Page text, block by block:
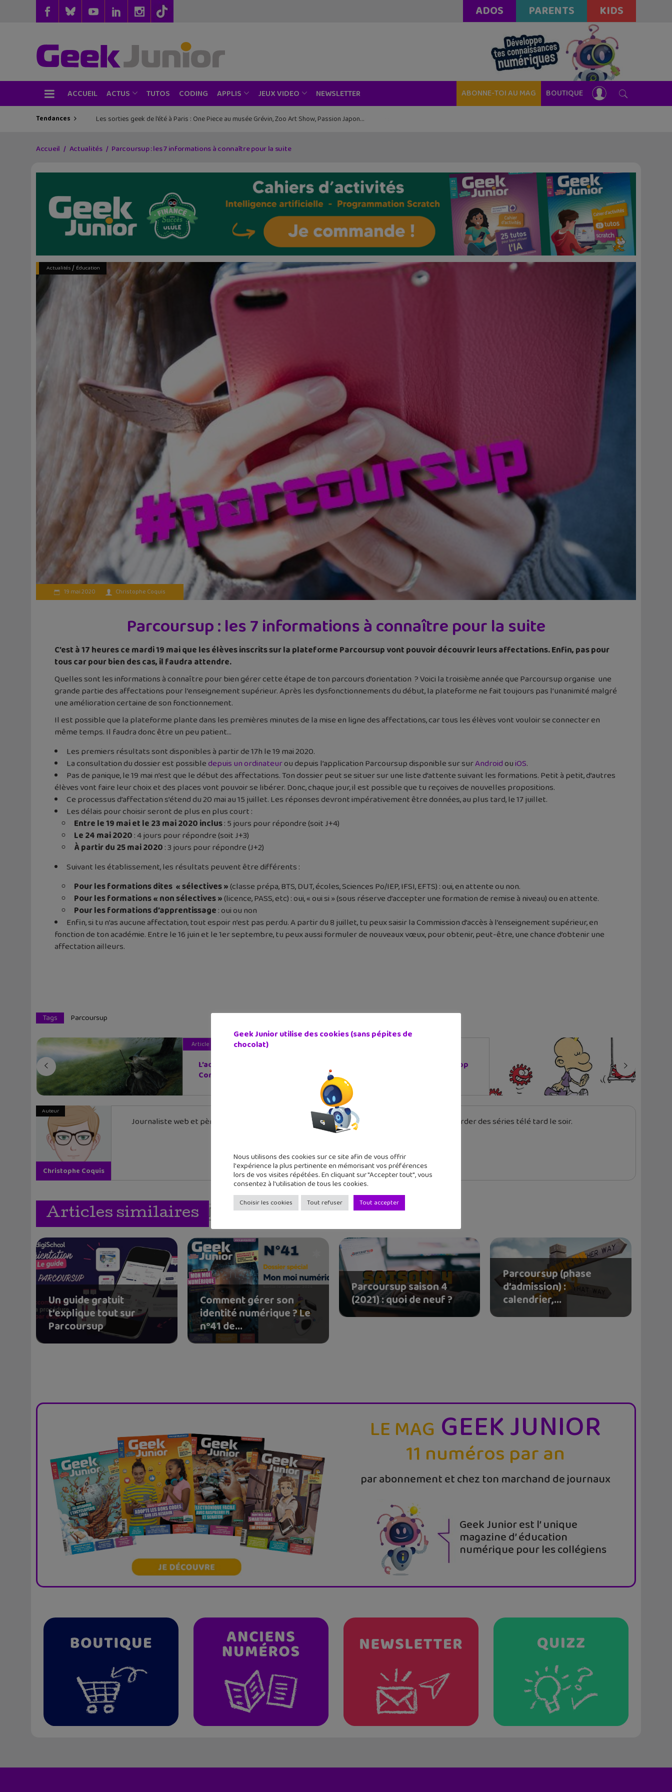
ADOS PARENTS KIDS
ACCUEIL ACTUS TUTOS CODING APPLIS JEUX VIDEO NEWSLETTER ABONNE-TOI AU MAG BOUTIQUE
Tendances Les sorties geek de l’été à Paris : One Piece au musée Grévin, Zoo Art Show, Passion Japon…
Accueil Actualités Parcoursup : les 7 informations à connaître pour la suite
Actualités/ Éducation
19 mai 2020 Christophe Coquis
Parcoursup : les 7 informations à connaître pour la suite
C’est à 17 heures ce mardi 19 mai que les élèves inscrits sur la plateforme Parcoursup vont pouvoir découvrir leurs affectations. Enfin, pas pour
tous car pour bien des cas, il faudra attendre.
Quelles sont les informations à connaître pour bien gérer cette étape de ton parcours d’orientation ? Voici la troisième année que Parcoursup organise une
grande partie des affectations pour l’enseignement supérieur. Après les dysfonctionnements du début, la plateforme ne fait toujours pas l’unanimité malgré
une amélioration certaine de son fonctionnement.
Il est possible que la plateforme plante dans les premières minutes de la mise en ligne des affectations, car tous les élèves vont vouloir se connecter en
même temps. Il faudra donc être un peu patient…
Les premiers résultats sont disponibles à partir de 17h le 19 mai 2020.
La consultation du dossier est possibledepuis un ordinateurou depuis l’application Parcoursup disponible sur surAndroidouiOS.
Pas de panique, le 19 mai n’est que le début des affectations. Ton dossier peut se situer sur une liste d’attente suivant les formations. Petit à petit, d’autres
élèves vont faire leur choix et des places vont pouvoir se libérer. Donc, chaque jour, il est possible que tu reçoives de nouvelles propositions.
Ce processus d’affectation s’étend du 20 mai au 15 juillet. Les réponses devront impérativement être données, au plus tard, le 17 juillet.
Les délais pour choisir seront de plus en plus court :
Entre le 19 mai et le 23 mai 2020 inclus: 5 jours pour répondre (soit J+4)
Le 24 mai 2020: 4 jours pour répondre (soit J+3)
À partir du 25 mai 2020: 3 jours pour répondre (J+2)
Suivant les établissement, les résultats peuvent être différents :
Pour les formations dites « sélectives »(classe prépa, BTS, DUT, écoles, Sciences Po/IEP, IFSI, EFTS) : oui, en attente ou non.
Pour les formations « non sélectives »(licence, PASS, etc) : oui, « oui si » (sous réserve d’accepter une formation de remise à niveau) ou en attente.
Pour les formations d’apprentissage: oui ou non
Enfin, si tu n’as aucune affectation, tout espoir n’est pas perdu. A partir du 8 juillet, tu peux saisir la Commission d’accès à l’enseignement supérieur, en
fonction de ton académie. Entre le 16 juin et le 1er septembre, tu peux aussi formuler de nouveaux vœux, pour obtenir, peut-être, une chance d’obtenir une
affectation ailleurs.
Tags Parcoursup
Article précédent
L’actu geek de la semaine :
Corona...
Les gestes de prévention stop
Auteur
Christophe Coquis
Journaliste web et père de deux grands ados, j'aime tester de nouvelles applications et regarder des séries télé tard le soir.
Articles similaires
Un guide gratuit
t’explique tout sur
Parcoursup
Comment gérer son
identité numérique ? Le
n°41 de...
Parcoursup saison 4
(2021) : quoi de neuf ?
Parcoursup (phase
d’admission) :
calendrier,...
LE MAG GEEK JUNIOR
11 numéros par an
par abonnement et chez ton marchand de journaux
Geek Junior est l’ unique
magazine d’ éducation
numérique pour les collégiens
Geek Junior utilise des cookies (sans pépites de
chocolat)
Nous utilisons des cookies sur ce site afin de vous offrir
l'expérience la plus pertinente en mémorisant vos préférences
lors de vos visites répétées. En cliquant sur "Accepter tout", vous
consentez à l'utilisation de tous les cookies.
Choisir les cookies Tout refuser Tout accepter